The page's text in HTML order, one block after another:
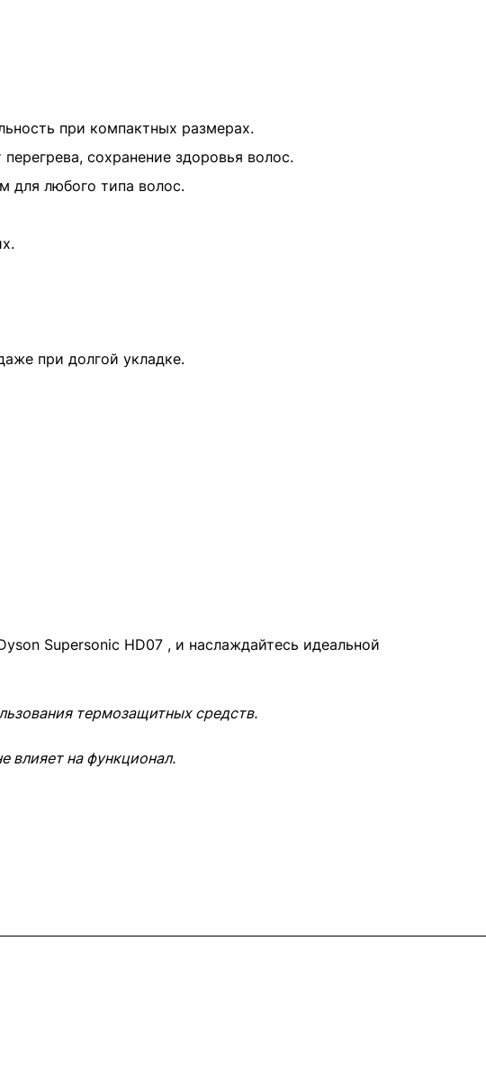
при компактных размерах.
сохранение здоровья волос.
для любого типа волос.
при долгой укладке.
Supersonic HD07 , и наслаждайтесь идеальной
термозащитных средств.
влияет на функционал.